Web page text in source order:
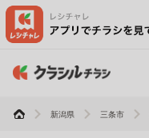
新潟県 三条市